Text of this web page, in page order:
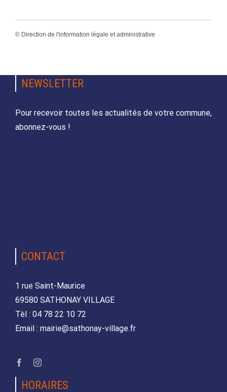
© Direction de l'information légale et administrative
NEWSLETTER
Pour recevoir toutes les actualités de votre commune,
abonnez-vous !
CONTACT
1 rue Saint-Maurice
69580 SATHONAY VILLAGE
Tèl : 04 78 22 10 72
Email : mairie@sathonay-village.fr
HORAIRES